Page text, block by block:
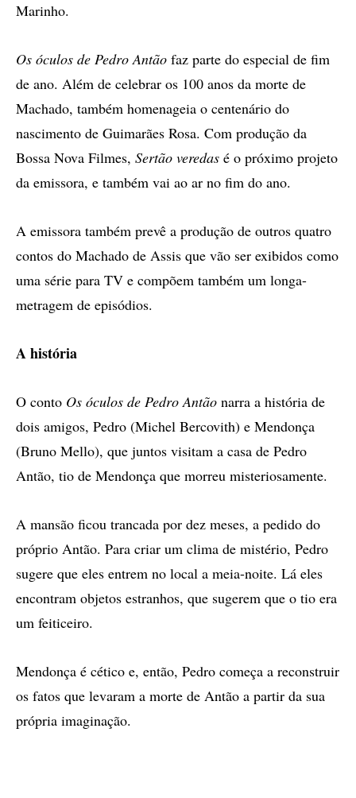
Marinho.
Os óculos de Pedro Antão faz parte do especial de fim
de ano. Além de celebrar os 100 anos da morte de
Machado, também homenageia o centenário do
nascimento de Guimarães Rosa. Com produção da
Bossa Nova Filmes, Sertão veredas é o próximo projeto
da emissora, e também vai ao ar no fim do ano.
A emissora também prevê a produção de outros quatro
contos do Machado de Assis que vão ser exibidos como
uma série para TV e compõem também um longa-
metragem de episódios.
A história
O conto Os óculos de Pedro Antão narra a história de
dois amigos, Pedro (Michel Bercovith) e Mendonça
(Bruno Mello), que juntos visitam a casa de Pedro
Antão, tio de Mendonça que morreu misteriosamente.
A mansão ficou trancada por dez meses, a pedido do
próprio Antão. Para criar um clima de mistério, Pedro
sugere que eles entrem no local a meia-noite. Lá eles
encontram objetos estranhos, que sugerem que o tio era
um feiticeiro.
Mendonça é cético e, então, Pedro começa a reconstruir
os fatos que levaram a morte de Antão a partir da sua
própria imaginação.